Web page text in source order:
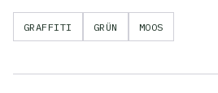
GRAFFITI GRÜN MOOS